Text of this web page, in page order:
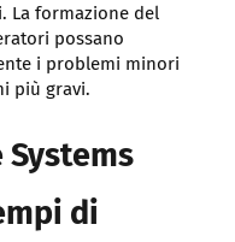
La formazione del
possano
i problemi minori
più gravi.
Systems
di